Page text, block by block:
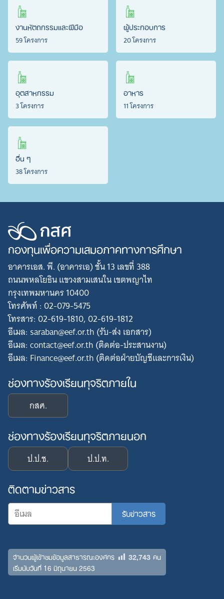
งานหัตถกรรมและฝีมือ
59 โครงการ
ผู้ประกอบการ
20 โครงการ
อุตสาหกรรม
3 โครงการ
อาหาร
11 โครงการ
อื่น ๆ
38 โครงการ
กองทุนเพื่อความเสมอภาคทางการศึกษา
อาคารเอส. พี. (อาคารเอ) ชั้น 13 เลขที่ 388
ถนนพหลโยธิน แขวงสามเสนใน เขตพญาไท
กรุงเทพมหานคร 10400
โทรศัพท์ : 02-079-5475
โทรสาร: 02-619-1810, 02-619-1812
อีเมล: saraban@eef.or.th (รับ-ส่ง เอกสาร)
อีเมล: contact@eef.or.th (ติดต่อ-ประสานงาน)
อีเมล: Finance@eef.or.th (ติดต่อฝ่ายบัญชีและการเงิน)
ช่องทางร้องเรียนทุจริตภายใน
กสศ.
ช่องทางร้องเรียนทุจริตภายนอก
ป.ป.ช. ป.ป.ท.
ติดตามข่าวสาร
จำนวนผู้เข้าชมข้อมูลสาธารณะองค์กร 32,743คน
เริ่มนับวันที่ 16 มิถุนายน 2563